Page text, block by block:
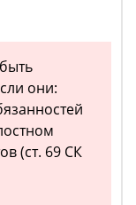
они:
(ст. 69 СК